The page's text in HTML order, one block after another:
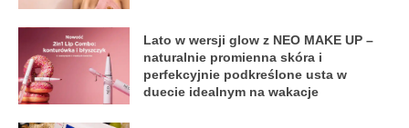
Lato w wersji glow z NEO MAKE UP –
naturalnie promienna skóra i
perfekcyjnie podkreślone usta w
duecie idealnym na wakacje